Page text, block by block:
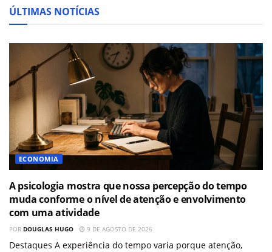
ÚLTIMAS NOTÍCIAS
ECONOMIA
A psicologia mostra que nossa percepção do tempo
muda conforme o nível de atenção e envolvimento
com uma atividade
POR DOUGLAS HUGO 9 DE AGOSTO DE 2026
Destaques A experiência do tempo varia porque atenção,